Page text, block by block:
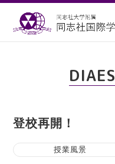
登校再開！
授業風景